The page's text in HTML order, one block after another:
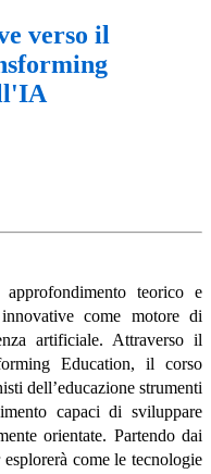
verso il
teorico e
come motore di
artificiale. Attraverso il
Education, il corso
dell’educazione strumenti
capaci di sviluppare
orientate. Partendo dai
come le tecnologie